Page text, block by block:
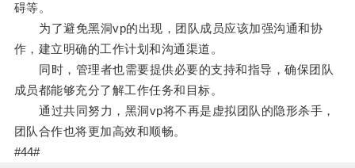
碍等。
为了避免黑洞vp的出现，团队成员应该加强沟通和协
作，建立明确的工作计划和沟通渠道。
同时，管理者也需要提供必要的支持和指导，确保团队
成员都能够充分了解工作任务和目标。
通过共同努力，黑洞vp将不再是虚拟团队的隐形杀手，
团队合作也将更加高效和顺畅。
#44#